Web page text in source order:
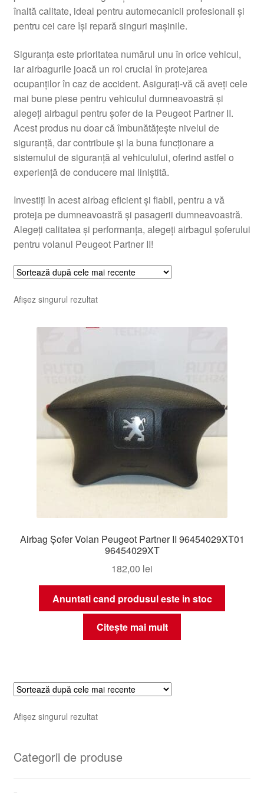
Livrare
Livrare în toată lumea
Plângere
Plățile
Politică de confidențialitate
Procedura de reclamație
Termeni si conditii
înaltă calitate, ideal pentru automecanicii profesionali și
pentru cei care își repară singuri mașinile.
Siguranța este prioritatea numărul unu în orice vehicul,
iar airbagurile joacă un rol crucial în protejarea
ocupanților în caz de accident. Asigurați-vă că aveți cele
mai bune piese pentru vehiculul dumneavoastră și
alegeți airbagul pentru șofer de la Peugeot Partner II.
Acest produs nu doar că îmbunătățește nivelul de
siguranță, dar contribuie și la buna funcționare a
sistemului de siguranță al vehiculului, oferind astfel o
experiență de conducere mai liniștită.
Investiți în acest airbag eficient și fiabil, pentru a vă
proteja pe dumneavoastră și pasagerii dumneavoastră.
Alegeți calitatea și performanța, alegeți airbagul șoferului
pentru volanul Peugeot Partner II!
Afișez singurul rezultat
Airbag Șofer Volan Peugeot Partner II 96454029XT01
96454029XT
182,00 lei
Anuntati cand produsul este in stoc
Citește mai mult
Afișez singurul rezultat
Categorii de produse